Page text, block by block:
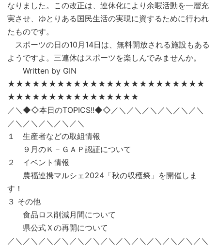
なりました。この改正は、連休化により余暇活動を一層充
実させ、ゆとりある国民生活の実現に資するために行われ
たものです。
スポーツの日の10月14日は、無料開放される施設もある
ようですよ。三連休はスポーツを楽しんでみませんか。
Written by GIN
★★★★★★★★★★★★★★★★★★★★★★★★
★★★★★★★★★★★★★★★★
／＼◆◇本日のTOPICS!!◆◇／＼／＼／＼／＼／＼／＼
／＼／＼／＼／＼／＼
１ 生産者などの取組情報
９月のＫ－ＧＡＰ認証について
２ イベント情報
農福連携マルシェ2024「秋の収穫祭」を開催しま
す！
３ その他
食品ロス削減月間について
県公式Ｘの再開について
／＼／＼／＼／＼／＼／＼／＼／＼／＼／＼／＼／＼／＼